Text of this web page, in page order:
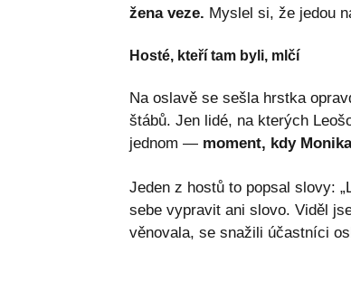
žena veze. Myslel si, že jedou
Hosté, kteří tam byli, mlčí
Na oslavě se sešla hrstka
štábů. Jen lidé, na kterých
jednom — moment, kdy
Jeden z hostů to popsal slovy:
sebe vypravit ani slovo. Viděl
věnovala, se snažili účastníci